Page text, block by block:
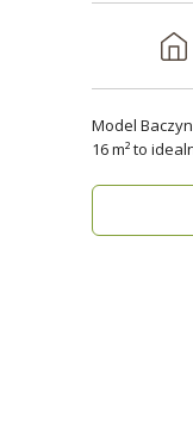
Model
16 m² to